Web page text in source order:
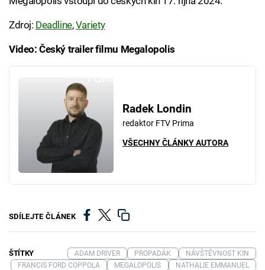
Zdroj: Deadline,Variety
Video: Český trailer filmu Megalopolis
Radek Londin
redaktor FTV Prima
VŠECHNY ČLÁNKY AUTORA
SDÍLEJTE ČLÁNEK
ŠTÍTKY ADAM DRIVER PROPADÁK
NÁVŠTĚVNOST KIN
FRANCIS FORD COPPOLA
MEGALOPOLIS
NATHALIE EMMANUEL